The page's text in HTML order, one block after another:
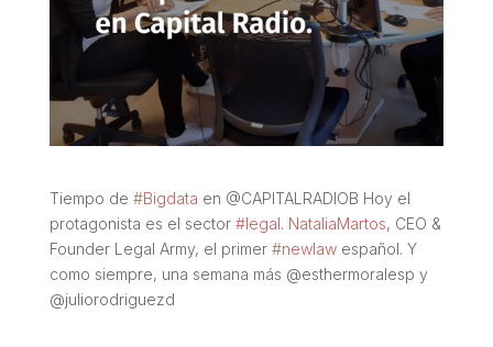
Tiempo de #Bigdata en @CAPITALRADIOB Hoy el
protagonista es el sector #legal. NataliaMartos, CEO &
Founder Legal Army, el primer #newlawespañol. Y
como siempre, una semana más @esthermoralesp y
@juliorodriguezd